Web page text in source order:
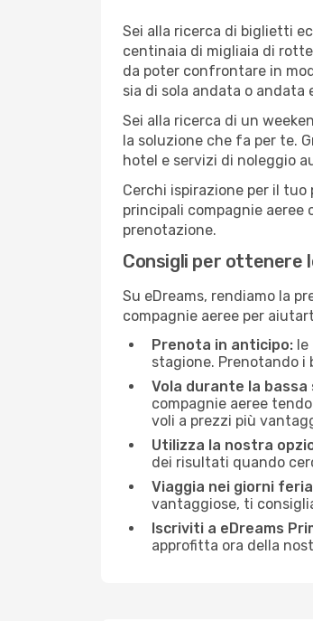
Sei alla ricerca di biglietti
centinaia di migliaia di
da poter confrontare in
sia di sola andata o andata
Sei alla ricerca di un
la soluzione che fa per te.
hotel e servizi di noleggio
Cerchi ispirazione per il
principali compagnie
prenotazione.
Consigli per ottenere
Su eDreams, rendiamo la
compagnie aeree per
Prenota in anticipo: le
stagione. Prenotando
Vola durante la bassa
compagnie aeree
voli a prezzi più
Utilizza la nostra
dei risultati quando
Viaggia nei giorni
vantaggiose, ti
Iscriviti a eDreams
approfitta ora della